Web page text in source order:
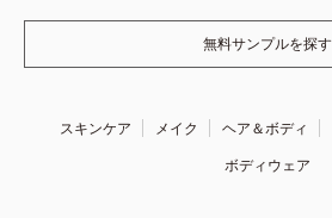
無料サンプルを探す
スキンケア メイク ヘア＆ボディ
ボディウェア